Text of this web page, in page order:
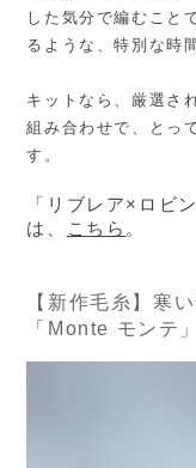
した気分で編むこと
るような、特別な時
キットなら、厳選さ
組み合わせで、とっ
す。
「リブレア×ロビ
は、
こちら 。
【新作毛糸】寒
「Monte モンテ」